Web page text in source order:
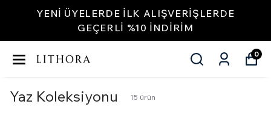
YENI ÜYELERDE İLK ALIŞVERIŞLERDE
GEÇERLI %10 INDIRIM
0
Yaz Koleksiyonu 15 ürün